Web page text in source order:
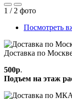
1 / 2 фото
Посмотреть
Доставка по
500р.
Подъем на этаж